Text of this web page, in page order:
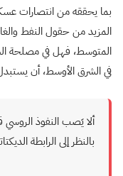
بما يحققه من انتصارات
المزيد من حقول النفط
المتوسط، فهل في مصلحة
في الشرق الأوسط، أن
ألا يَصب النفوذ الروسي
بالنظر إلى الرابطة